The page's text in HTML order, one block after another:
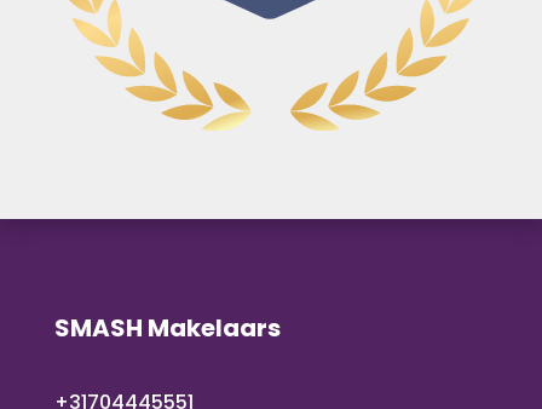
SMASH Makelaars
+31704445551